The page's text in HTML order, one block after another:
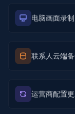
电脑画面录制
联系人云端
运营商配置